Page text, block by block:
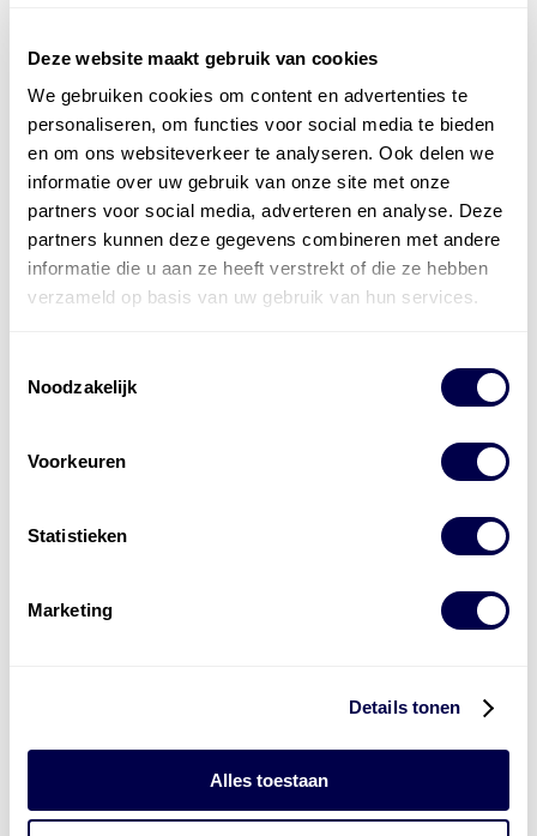
Deze website maakt gebruik van cookies
We gebruiken cookies om content en advertenties te
personaliseren, om functies voor social media te bieden
en om ons websiteverkeer te analyseren. Ook delen we
informatie over uw gebruik van onze site met onze
partners voor social media, adverteren en analyse. Deze
partners kunnen deze gegevens combineren met andere
informatie die u aan ze heeft verstrekt of die ze hebben
verzameld op basis van uw gebruik van hun services.
Noodzakelijk
Voorkeuren
Statistieken
Marketing
Details tonen
Alles toestaan
Officieel distributeur met Mobil Smeermiddelen
voor alle sectoren
Welke olie heb ik nodig
Alle producten bekijken
ReferentiesKwikfit,Roba ,de Groot
tankstationsen duizenden
laadpassen